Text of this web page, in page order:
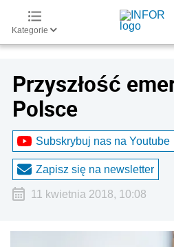
Kategorie
Przyszłość
Polsce
Subskrybuj nas na Youtube
Zapisz się na newsletter
11 kwietnia 2018, 10:08